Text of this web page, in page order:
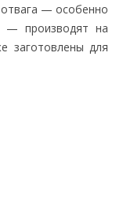
— особенно
— производят на
заготовлены для